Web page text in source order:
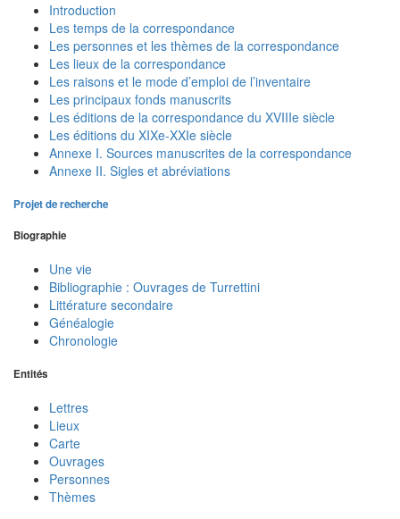
Introduction
Les temps de la correspondance
Les personnes et les thèmes de la correspondance
Les lieux de la correspondance
Les raisons et le mode d’emploi de l’inventaire
Les principaux fonds manuscrits
Les éditions de la correspondance du XVIIIe siècle
Les éditions du XIXe-XXIe siècle
Annexe I. Sources manuscrites de la correspondance
Annexe II. Sigles et abréviations
Projet de recherche
Biographie
Une vie
Bibliographie : Ouvrages de Turrettini
Littérature secondaire
Généalogie
Chronologie
Entités
Lettres
Lieux
Carte
Ouvrages
Personnes
Thèmes